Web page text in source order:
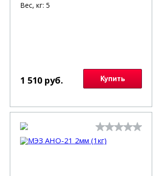
Вес, кг: 5
1 510 руб. Купить